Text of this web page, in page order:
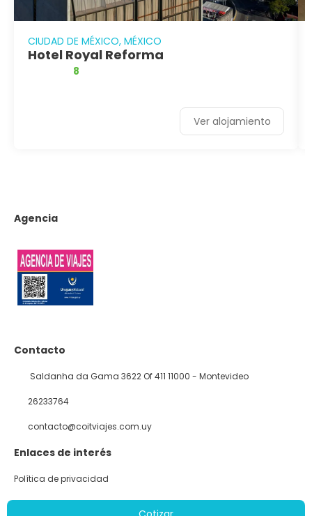
CIUDAD DE MÉXICO, MÉXICO
Hotel Royal Reforma
8
Ver alojamiento
Agencia
Contacto
Saldanha da Gama 3622 Of 411 11000 - Montevideo
26233764
contacto@coitviajes.com.uy
Enlaces de interés
Política de privacidad
Política de cookies